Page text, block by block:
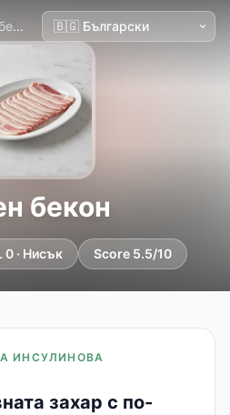
бекон
0 · Нисък Score 5.5/10
ИНСУЛИНОВА
захар с по-